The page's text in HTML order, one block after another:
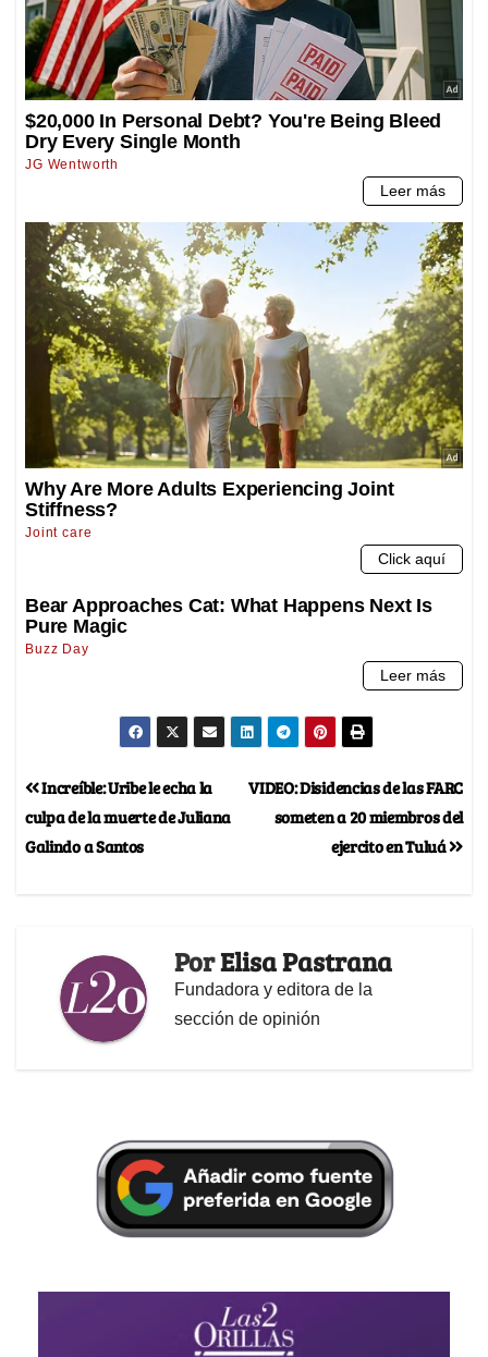
VIDEO: Disidencias de las FARC
someten a 20 miembros del
ejercito en Tuluá
Increíble: Uribe le echa la
culpa de la muerte de Juliana
Galindo a Santos
PorElisa Pastrana
Fundadora y editora de la
sección de opinión